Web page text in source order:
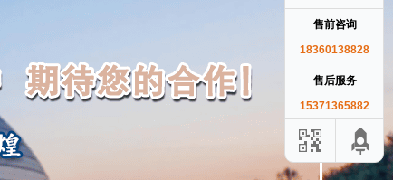
售前咨询
18360138828
售后服务
15371365882